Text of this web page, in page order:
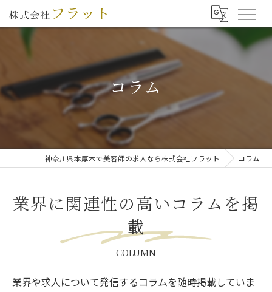
コラム
神奈川県本厚木で美容師の求人なら株式会社フラット コラム
業界に関連性の高いコラムを掲
載
COLUMN
業界や求人について発信するコラムを随時掲載していま